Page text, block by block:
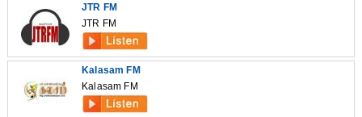
JTR FM
JTR FM
Kalasam FM
Kalasam FM